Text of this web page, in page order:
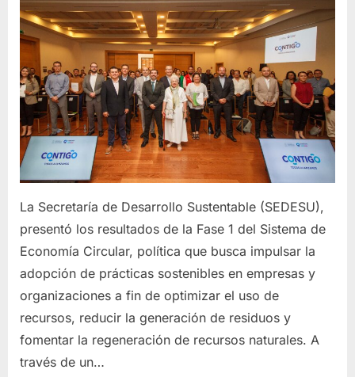
La Secretaría de Desarrollo Sustentable (SEDESU),
presentó los resultados de la Fase 1 del Sistema de
Economía Circular, política que busca impulsar la
adopción de prácticas sostenibles en empresas y
organizaciones a fin de optimizar el uso de
recursos, reducir la generación de residuos y
fomentar la regeneración de recursos naturales. A
través de un…